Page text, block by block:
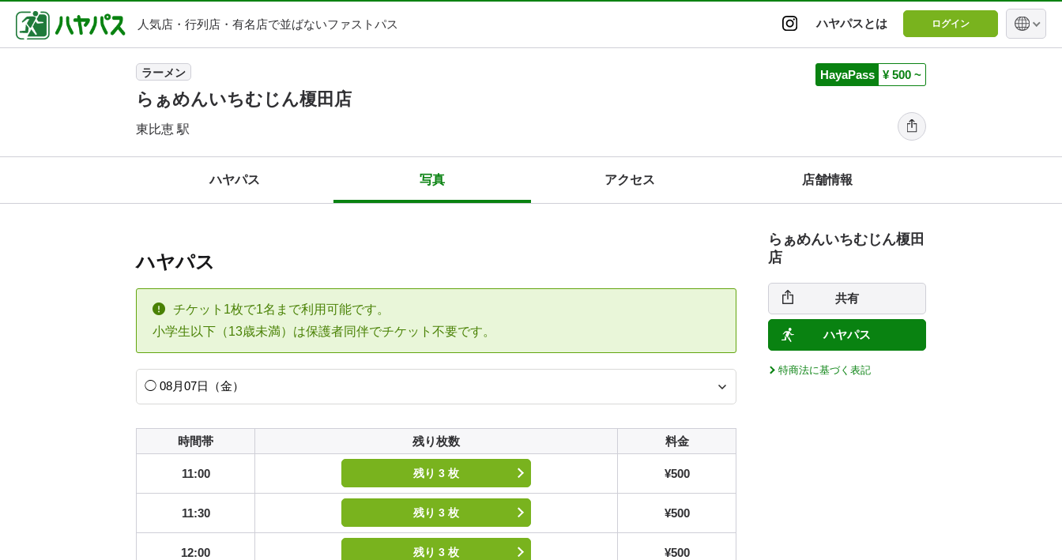
人気店・行列店・ 有名店で並ばないファストパス ハヤパスとは ログイン
ラーメン
らぁめんいちむじん榎田店
東比恵 駅
HayaPass ¥ 500 ~
ハヤパス 写真 アクセス 店舗情報
ハヤパス
チケット1枚で1名まで利用可能です。
小学生以下（13歳未満）は保護者同伴でチケット不要です。
時間帯 残り枚数 料金
11:00 残り 3 枚 ¥500
11:30 残り 3 枚 ¥500
12:00 残り 3 枚 ¥500
らぁめんいちむじん榎田
店
共有
ハヤパス
特商法に基づく表記